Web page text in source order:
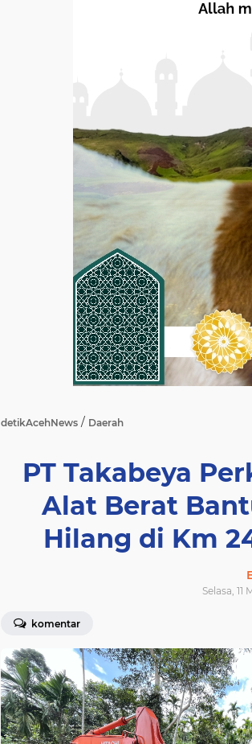
detikAcehNews / Daerah
PT Takabeya
Alat Berat
Hilang di Km
Selasa, 11
komentar